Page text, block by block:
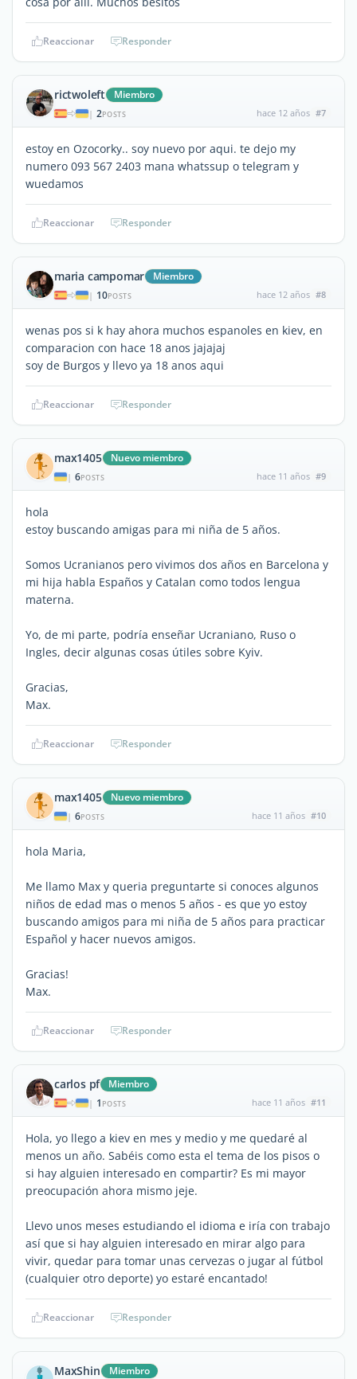
Reaccionar Responder
rictwoleft Miembro
| 2POSTS hace 12 años #7
estoy en Ozocorky.. soy nuevo por aqui. te dejo my
numero 093 567 2403 mana whatssup o telegram y
wuedamos
Reaccionar Responder
maria campomar Miembro
| 10POSTS hace 12 años #8
wenas pos si k hay ahora muchos espanoles en kiev, en
comparacion con hace 18 anos jajajaj
soy de Burgos y llevo ya 18 anos aqui
Reaccionar Responder
max1405 Nuevo miembro
| 6POSTS hace 11 años #9
hola
estoy buscando amigas para mi niña de 5 años.
Somos Ucranianos pero vivimos dos años en Barcelona y
mi hija habla Españos y Catalan como todos lengua
materna.
Yo, de mi parte, podría enseñar Ucraniano, Ruso o
Ingles, decir algunas cosas útiles sobre Kyiv.
Gracias,
Max.
Reaccionar Responder
max1405 Nuevo miembro
| 6POSTS hace 11 años #10
hola Maria,
Me llamo Max y queria preguntarte si conoces algunos
niños de edad mas o menos 5 años - es que yo estoy
buscando amigos para mi niña de 5 años para practicar
Español y hacer nuevos amigos.
Gracias!
Max.
Reaccionar Responder
carlos pf Miembro
| 1 POSTS hace 11 años #11
Hola, yo llego a kiev en mes y medio y me quedaré al
menos un año. Sabéis como esta el tema de los pisos o
si hay alguien interesado en compartir? Es mi mayor
preocupación ahora mismo jeje.
Llevo unos meses estudiando el idioma e iría con trabajo
así que si hay alguien interesado en mirar algo para
vivir, quedar para tomar unas cervezas o jugar al fútbol
(cualquier otro deporte) yo estaré encantado!
Reaccionar Responder
MaxShin Miembro